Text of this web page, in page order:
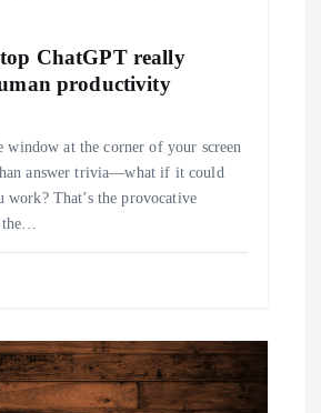
ChatGPT really
productivity
at the corner of your screen
answer trivia—what if it could
work? That’s the provocative